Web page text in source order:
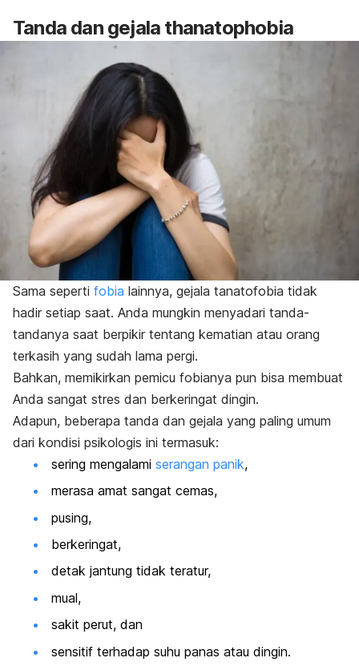
Tanda dan gejala thanatophobia
Sama seperti fobia lainnya, gejala tanatofobia tidak
hadir setiap saat. Anda mungkin menyadari tanda-
tandanya saat berpikir tentang kematian atau orang
terkasih yang sudah lama pergi.
Bahkan, memikirkan pemicu fobianya pun bisa membuat
Anda sangat stres dan berkeringat dingin.
Adapun, beberapa tanda dan gejala yang paling umum
dari kondisi psikologis ini termasuk:
sering mengalami serangan panik,
merasa amat sangat cemas,
pusing,
berkeringat,
detak jantung tidak teratur,
mual,
sakit perut, dan
sensitif terhadap suhu panas atau dingin.